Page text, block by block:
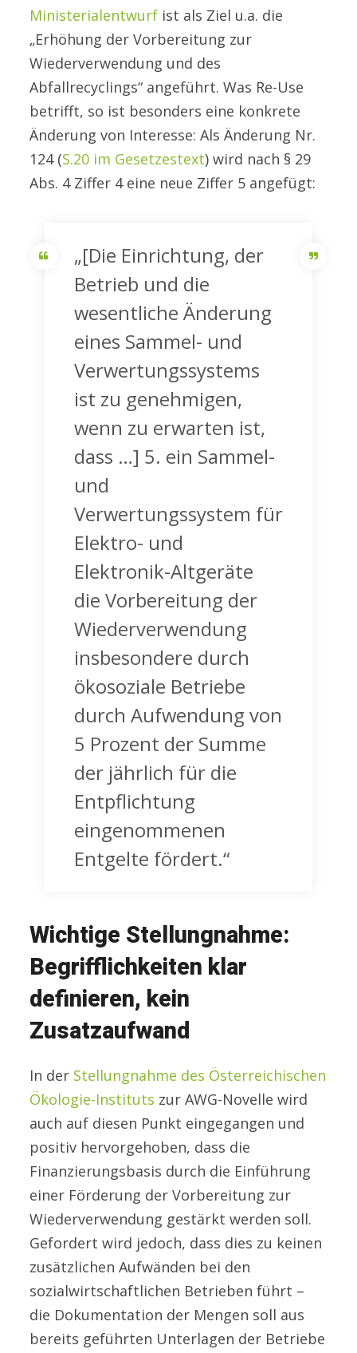
Ministerialentwurf ist als Ziel u.a. die
„Erhöhung der Vorbereitung zur
Wiederverwendung und des
Abfallrecyclings“ angeführt. Was Re-Use
betrifft, so ist besonders eine konkrete
Änderung von Interesse: Als Änderung Nr.
124 (S.20 im Gesetzestext) wird nach § 29
Abs. 4 Ziffer 4 eine neue Ziffer 5 angefügt:
„[Die Einrichtung, der
Betrieb und die
wesentliche Änderung
eines Sammel- und
Verwertungssystems
ist zu genehmigen,
wenn zu erwarten ist,
dass …] 5. ein Sammel-
und
Verwertungssystem für
Elektro- und
Elektronik-Altgeräte
die Vorbereitung der
Wiederverwendung
insbesondere durch
ökosoziale Betriebe
durch Aufwendung von
5 Prozent der Summe
der jährlich für die
Entpflichtung
eingenommenen
Entgelte fördert.“
Wichtige Stellungnahme:
Begrifflichkeiten klar
definieren, kein
Zusatzaufwand
In der Stellungnahme des Österreichischen
Ökologie-Instituts zur AWG-Novelle wird
auch auf diesen Punkt eingegangen und
positiv hervorgehoben, dass die
Finanzierungsbasis durch die Einführung
einer Förderung der Vorbereitung zur
Wiederverwendung gestärkt werden soll.
Gefordert wird jedoch, dass dies zu keinen
zusätzlichen Aufwänden bei den
sozialwirtschaftlichen Betrieben führt –
die Dokumentation der Mengen soll aus
bereits geführten Unterlagen der Betriebe